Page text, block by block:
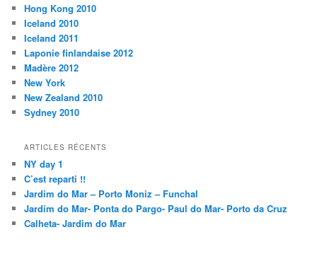
Hong Kong 2010
Iceland 2010
Iceland 2011
Laponie finlandaise 2012
Madère 2012
New York
New Zealand 2010
Sydney 2010
ARTICLES RÉCENTS
NY day 1
C’est reparti !!
Jardim do Mar – Porto Moniz – Funchal
Jardim do Mar- Ponta do Pargo- Paul do Mar- Porto da Cruz
Calheta- Jardim do Mar